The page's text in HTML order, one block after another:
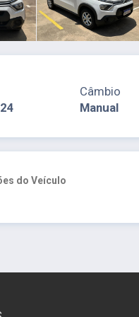
Câmbio
Manual
do Veículo